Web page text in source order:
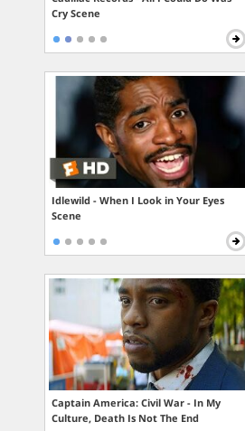
Cry Scene
Idlewild - When I Look in Your Eyes
Scene
Captain America: Civil War - In My
Culture, Death Is Not The End